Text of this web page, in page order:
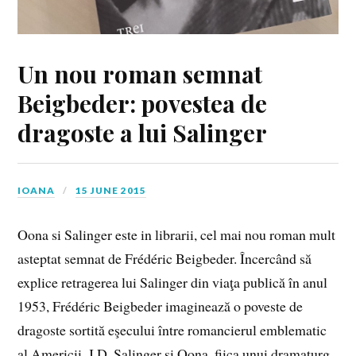
Un nou roman semnat
Beigbeder: povestea de
dragoste a lui Salinger
IOANA 15 JUNE 2015
Oona si Salinger este in librarii, cel mai nou roman mult
asteptat semnat de Frédéric Beigbeder. Încercând să
explice retragerea lui Salinger din viaţa publică în anul
1953, Frédéric Beigbeder imaginează o poveste de
dragoste sortită eşecului între romancierul emblematic